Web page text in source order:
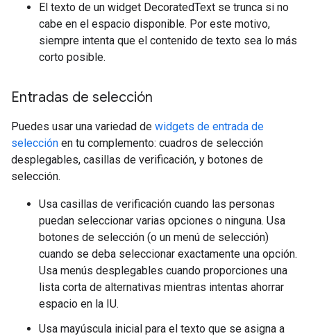
El texto de un widget DecoratedText se trunca si no
cabe en el espacio disponible. Por este motivo,
siempre intenta que el contenido de texto sea lo más
corto posible.
Entradas de selección
Puedes usar una variedad de widgets de entrada de
selección en tu complemento: cuadros de selección
desplegables, casillas de verificación, y botones de
selección.
Usa casillas de verificación cuando las personas
puedan seleccionar varias opciones o ninguna. Usa
botones de selección (o un menú de selección)
cuando se deba seleccionar exactamente una opción.
Usa menús desplegables cuando proporciones una
lista corta de alternativas mientras intentas ahorrar
espacio en la IU.
Usa mayúscula inicial para el texto que se asigna a